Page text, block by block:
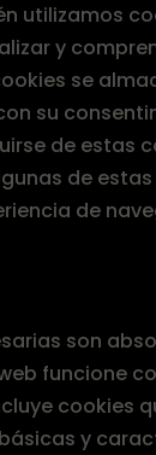
utilizamos
y
se
su
de estas
de
de
son
funcione
cookies
y